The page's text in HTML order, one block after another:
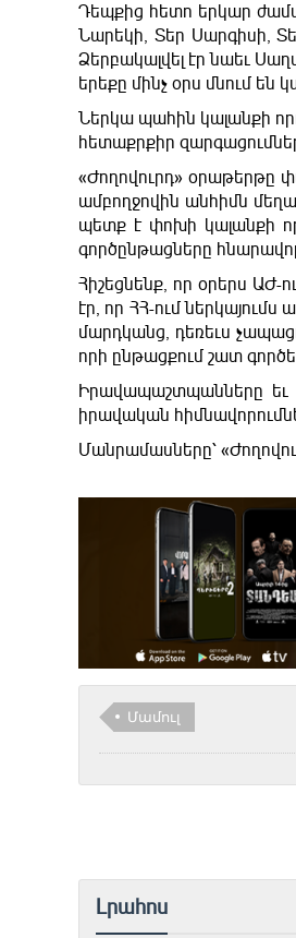
Դեպքից հետո երկար
Նարեկի, Տեր Սարգիսի,
Ձերբակալվել էր նաեւ
երեքը մինչ օրս մնում են
Ներկա պահին կալանքի
հետաքրքիր
«Ժողովուրդ» օրաթերթը
ամբողջովին անհիմն
պետք է փոխի կալանքի
գործընթացները
Հիշեցնենք, որ օրերս ԱԺ-
էր, որ ՀՀ-ում
մարդկանց, դեռեւս
որի ընթացքում շատ
Իրավապաշտպանները եւ
իրավական
Մանրամասները՝
Մամուլ
Լրահոս